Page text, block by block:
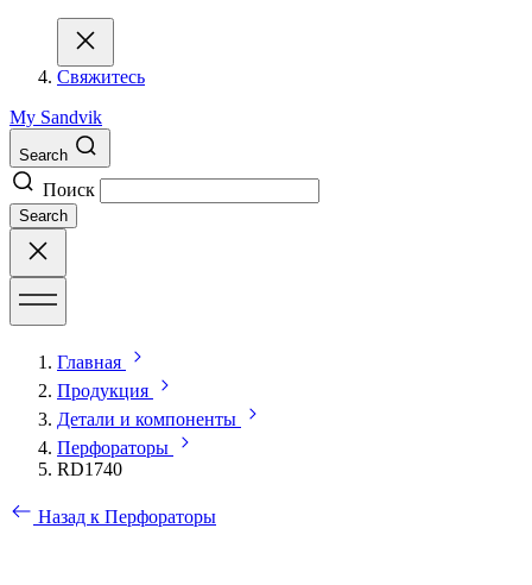
Свяжитесь
My Sandvik
Search
Поиск
Search
Главная
Продукция
Детали и компоненты
Перфораторы
RD1740
Назад к Перфораторы